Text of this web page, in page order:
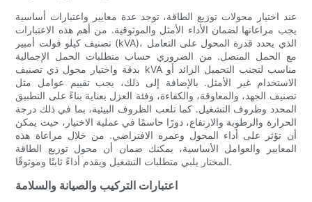
عند اختيار محولات توزيع الطاقة، توجد عدة معايير واعتبارات أساسية
يجب مراعاتها لضمان الأداء الأمثل والموثوقية. من أهم هذه الاعتبارات
تصنيف كيلو فولت أمبير (kVA)، الذي يحدد قدرة المحول على التعامل
مع الحمل المتصل. من الضروري حساب متطلبات الحمل الإجمالية
بدقة واختيار محول ذي تصنيف kVA مناسب لتجنب التحميل الزائد أو
الاستخدام غير الأمثل. بالإضافة إلى ذلك، يجب تقييم عوامل مثل
تصنيف الجهد، والمعاوقة، والكفاءة، وفئة العزل بعناية بناءً على التطبيق
المحدد وظروف التشغيل. كما تلعب الظروف البيئية، بما في ذلك درجة
الحرارة والرطوبة والارتفاع، دورًا حاسمًا في عملية الاختيار، حيث يمكن
أن تؤثر على أداء المحول وعمره الافتراضي. من خلال مراعاة هذه
المعايير والعوامل الأساسية، يمكنك ضمان أن محول توزيع الطاقة
المختار يلبي متطلبات التشغيل ويقدم أداءً ثابتًا وموثوقًا.
اعتبارات التركيب والصيانة والسلامة